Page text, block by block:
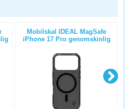
Mobilskal IDEAL MagSafe
iPhone 17 Pro genomskinlig